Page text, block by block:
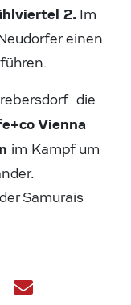
2. Im
einen
die
Vienna
im Kampf um
Samurais